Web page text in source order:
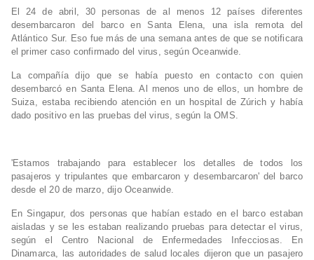
El 24 de abril, 30 personas de al menos 12 países diferentes
desembarcaron del barco en Santa Elena, una isla remota del
Atlántico Sur. Eso fue más de una semana antes de que se notificara
el primer caso confirmado del virus, según Oceanwide.
La compañía dijo que se había puesto en contacto con quien
desembarcó en Santa Elena. Al menos uno de ellos, un hombre de
Suiza, estaba recibiendo atención en un hospital de Zúrich y había
dado positivo en las pruebas del virus, según la OMS.
'Estamos trabajando para establecer los detalles de todos los
pasajeros y tripulantes que embarcaron y desembarcaron' del barco
desde el 20 de marzo, dijo Oceanwide.
En Singapur, dos personas que habían estado en el barco estaban
aisladas y se les estaban realizando pruebas para detectar el virus,
según el Centro Nacional de Enfermedades Infecciosas. En
Dinamarca, las autoridades de salud locales dijeron que un pasajero